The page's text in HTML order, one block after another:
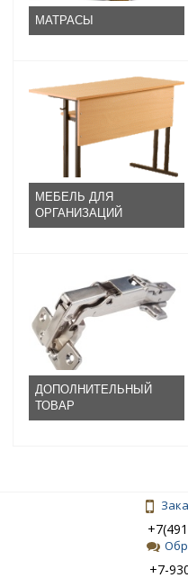
МАТРАСЫ
МЕБЕЛЬ ДЛЯ
ОРГАНИЗАЦИЙ
ДОПОЛНИТЕЛЬНЫЙ
ТОВАР
+7-